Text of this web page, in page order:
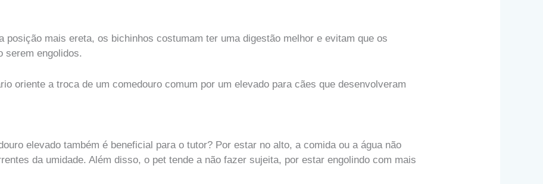
posição mais ereta, os bichinhos costumam ter uma digestão melhor e evitam que os
serem engolidos.
oriente a troca de um comedouro comum por um elevado para cães que desenvolveram
elevado também é beneficial para o tutor? Por estar no alto, a comida ou a água não
da umidade. Além disso, o pet tende a não fazer sujeita, por estar engolindo com mais